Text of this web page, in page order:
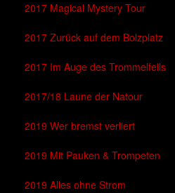
2017 Magical Mystery Tour
2017 Zurück auf dem Bolzplatz
2017 Im Auge des Trommelfells
2017/18 Laune der Natour
2019 Wer bremst verliert
2019 Mit Pauken & Trompeten
2019 Alles ohne Strom